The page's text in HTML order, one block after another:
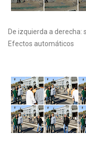
De izquierda a derecha:
Efectos automáticos